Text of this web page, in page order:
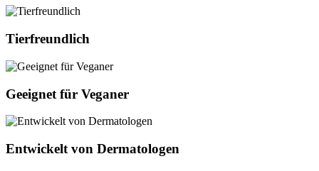
Tierfreundlich
Geeignet für Veganer
Entwickelt von Dermatologen